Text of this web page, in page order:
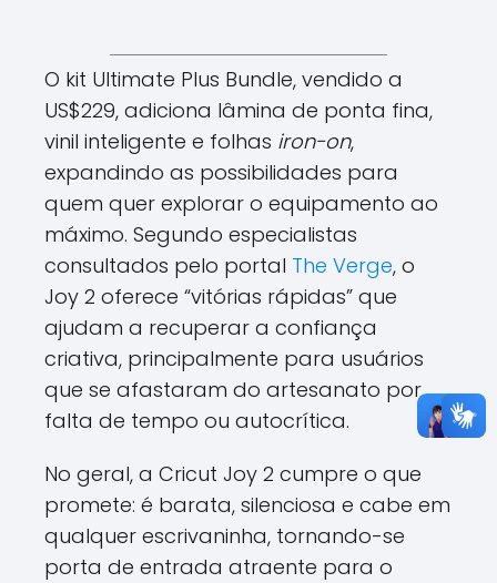
O kit Ultimate Plus Bundle, vendido a
US$229, adiciona lâmina de ponta fina,
vinil inteligente e folhas iron-on,
expandindo as possibilidades para
quem quer explorar o equipamento ao
máximo. Segundo especialistas
consultados pelo portal The Verge, o
Joy 2 oferece “vitórias rápidas” que
ajudam a recuperar a confiança
criativa, principalmente para usuários
que se afastaram do artesanato por
falta de tempo ou autocrítica.
No geral, a Cricut Joy 2 cumpre o que
promete: é barata, silenciosa e cabe em
qualquer escrivaninha, tornando-se
porta de entrada atraente para o